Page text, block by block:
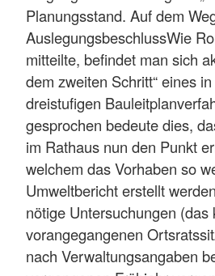
Planungsstand. Auf dem
AuslegungsbeschlussWie
mitteilte, befindet man sich
dem zweiten Schritt“ eines
dreistufigen
gesprochen bedeute dies,
im Rathaus nun den Punkt
welchem das Vorhaben so
Umweltbericht erstellt
nötige Untersuchungen (das
vorangegangenen
nach Verwaltungsangaben